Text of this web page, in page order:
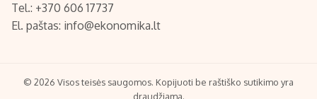
Turinio žymėjimo taisyklės
Tel.: +370 606 17737
El. paštas: info@ekonomika.lt
© 2026 Visos teisės saugomos. Kopijuoti be raštiško sutikimo yra
draudžiama.